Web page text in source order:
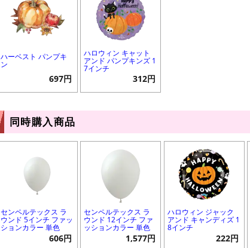
ハーベスト パンプキ
ン
697円
ハロウィン キャット
アンド パンプキンズ 1
7インチ
312円
同時購入商品
センペルテックス ラ
ウンド 5インチ ファッ
ションカラー 単色
606円
センペルテックス ラ
ウンド 12インチ ファ
ッションカラー 単色
1,577円
ハロウィン ジャック
アンド キャンディズ 1
8インチ
222円